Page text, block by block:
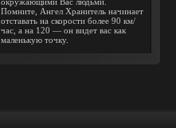
Помните, Ангел Хранитель начинает
отставать на скорости более 90 км/
час, а на 120 — он видет вас как
маленькую точку.